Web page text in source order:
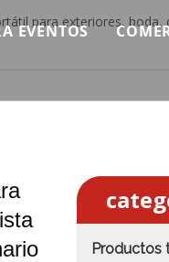
mano
EVENTOS
para exteriores,
Productos